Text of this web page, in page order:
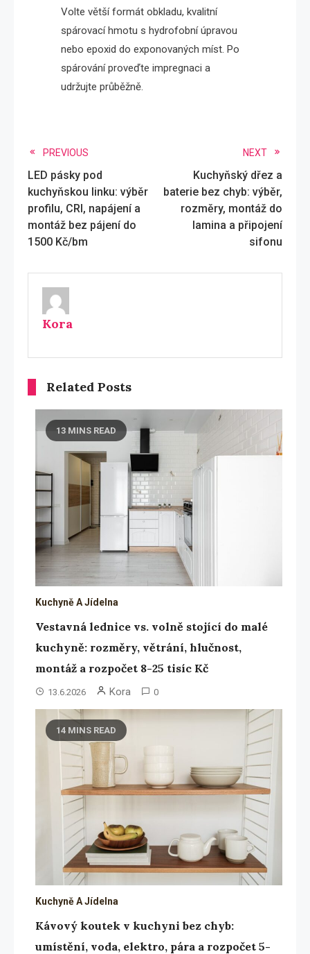
Volte větší formát obkladu, kvalitní
spárovací hmotu s hydrofobní úpravou
nebo epoxid do exponovaných míst. Po
spárování proveďte impregnaci a
udržujte průběžně.
Read
more
articles
PREVIOUS
LED pásky pod
kuchyňskou linku: výběr
profilu, CRI, napájení a
montáž bez pájení do
1500 Kč/bm
NEXT
Kuchyňský dřez a
baterie bez chyb: výběr,
rozměry, montáž do
lamina a připojení
sifonu
Kora
Related Posts
13 MINS READ
Kuchyně A Jídelna
Vestavná lednice vs. volně stojící do malé
kuchyně: rozměry, větrání, hlučnost,
montáž a rozpočet 8-25 tisíc Kč
13.6.2026 Kora 0
14 MINS READ
Kuchyně A Jídelna
Kávový koutek v kuchyni bez chyb:
umístění, voda, elektro, pára a rozpočet 5-